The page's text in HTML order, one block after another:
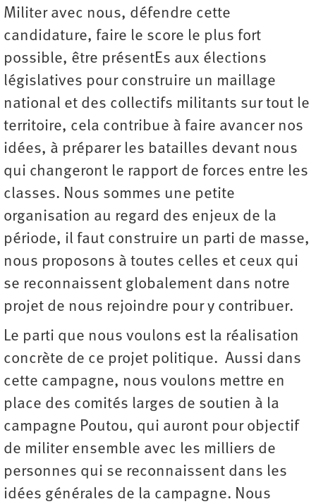
Militer avec nous, défendre cette
candidature, faire le score le plus fort
possible, être présentEs aux élections
législatives pour construire un maillage
national et des collectifs militants sur tout le
territoire, cela contribue à faire avancer nos
idées, à préparer les batailles devant nous
qui changeront le rapport de forces entre les
classes. Nous sommes une petite
organisation au regard des enjeux de la
période, il faut construire un parti de masse,
nous proposons à toutes celles et ceux qui
se reconnaissent globalement dans notre
projet de nous rejoindre pour y contribuer.
Le parti que nous voulons est la réalisation
concrète de ce projet politique. Aussi dans
cette campagne, nous voulons mettre en
place des comités larges de soutien à la
campagne Poutou, qui auront pour objectif
de militer ensemble avec les milliers de
personnes qui se reconnaissent dans les
idées générales de la campagne. Nous